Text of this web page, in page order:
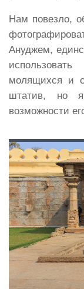
Нам повезло,
Ануджем,
молящихся и
штатив, но
возможности